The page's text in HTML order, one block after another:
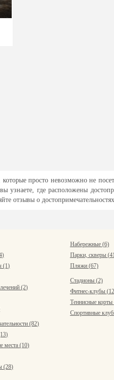
просто невозможно не
узнаете, где расположены
отзывы о
(1)
(2)
(82)
места (10)
(28)
Набережные (6)
Парки, скверы
Пляжи (67)
Стадионы (2)
Фитнес-клубы
Теннисные корты
Спортивные